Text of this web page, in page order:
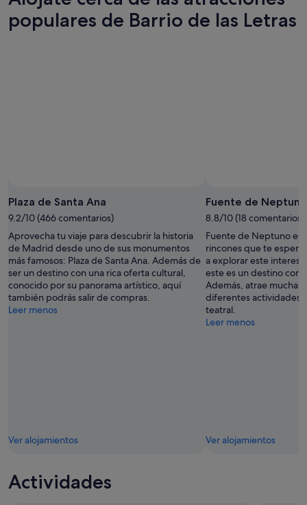
populares de Barrio de las Letras
Plaza de Santa Ana
9.2/10 (466 comentarios)
Aprovecha tu viaje para descubrir la historia
de Madrid desde uno de sus monumentos
más famosos: Plaza de Santa Ana. Además de
ser un destino con una rica oferta cultural,
conocido por su panorama artístico, aquí
también podrás salir de compras.
Leer menos
Ver alojamientos
Fuente de Neptuno
8.8/10 (18 comentarios)
Fuente de Neptuno es
rincones que te
a explorar este
este es un destino con
Además, atrae muchas
diferentes actividades
teatral.
Leer menos
Ver alojamientos
Actividades